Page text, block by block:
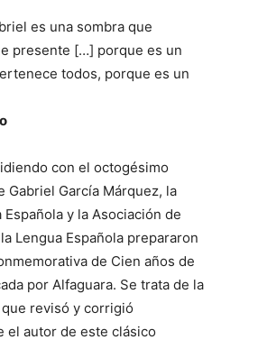
es una sombra que
presente […] porque es un
todos, porque es un
con el octogésimo
Gabriel García Márquez, la
Española y la Asociación de
Lengua Española prepararon
de Cien años de
por Alfaguara. Se trata de la
revisó y corrigió
el autor de este clásico